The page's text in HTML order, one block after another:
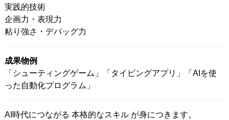
実践的技術
企画力・表現力
粘り強さ・デバッグ力
成果物例
「シューティングゲーム」「タイピングアプリ」「AIを使
った自動化プログラム」
AI時代につながる 本格的なスキル が身につきます。